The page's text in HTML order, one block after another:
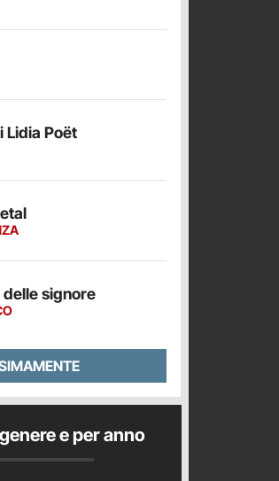
Lidia Poët
signore
e per anno